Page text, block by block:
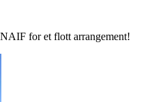
for et flott arrangement!